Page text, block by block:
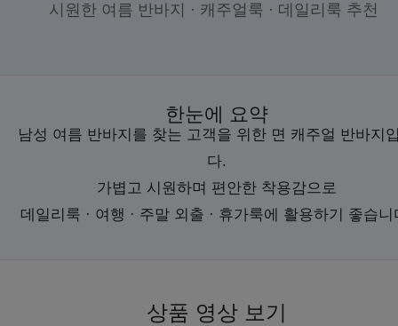
시원한 여름 반바지 · 캐주얼룩 · 데일리룩 추천
한눈에 요약
남성 여름 반바지를 찾는 고객을 위한 면 캐주얼 반바지
다.
가볍고 시원하며 편안한 착용감으로
데일리룩 · 여행 · 주말 외출 · 휴가룩에 활용하기 좋습니
상품 영상 보기